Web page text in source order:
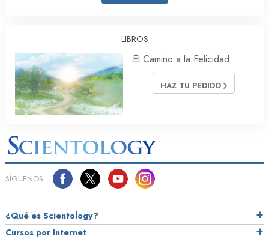
LIBROS
El Camino a la Felicidad
HAZ TU PEDIDO
SÍGUENOS
¿Qué es Scientology?
Cursos por Internet